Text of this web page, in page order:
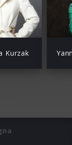
Kurzak